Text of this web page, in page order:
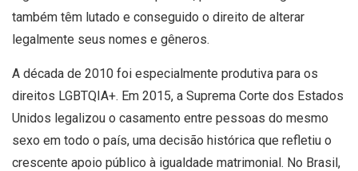
também têm lutado e conseguido o direito de alterar
legalmente seus nomes e gêneros.
A década de 2010 foi especialmente produtiva para os
direitos LGBTQIA+. Em 2015, a Suprema Corte dos Estados
Unidos legalizou o casamento entre pessoas do mesmo
sexo em todo o país, uma decisão histórica que refletiu o
crescente apoio público à igualdade matrimonial. No Brasil,